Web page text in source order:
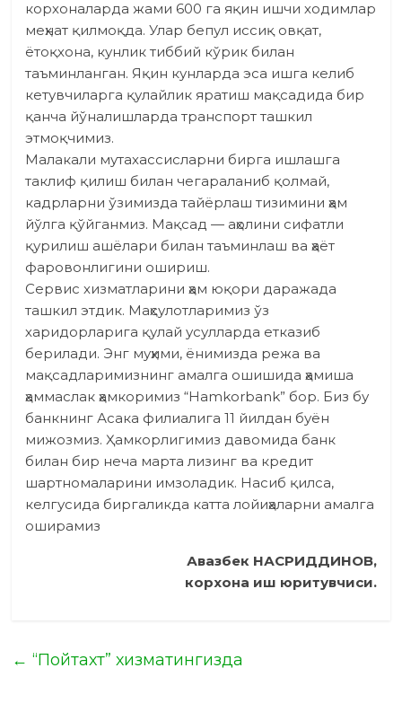
корхоналарда жами 600 га яқин ишчи ходимлар
меҳнат қилмоқда. Улар бепул иссиқ овқат,
ётоқхона, кунлик тиббий кўрик билан
таъминланган. Яқин кунларда эса ишга келиб
кетувчиларга қулайлик яратиш мақсадида бир
қанча йўналишларда транспорт ташкил
этмоқчимиз.
Малакали мутахассисларни бирга ишлашга
таклиф қилиш билан чегараланиб қолмай,
кадрларни ўзимиз­да тайёрлаш тизимини ҳам
йўлга қўйганмиз. Мақсад — аҳолини сифатли
қурилиш ашёлари билан таъминлаш ва ҳаёт
фаровонлигини ошириш.
Сервис хизматларини ҳам юқори даражада
ташкил этдик. Маҳсулотларимиз ўз
харидорларига қулай усулларда етказиб
берилади. Энг муҳими, ёнимизда режа ва
мақсадларимизнинг амалга ошишида ҳамиша
ҳаммаслак ҳамкоримиз “Hamkorbank” бор. Биз бу
банкнинг Асака филиалига 11 йилдан буён
мижозмиз. Ҳамкорлигимиз давомида банк
билан бир неча марта лизинг ва кредит
шартномаларини имзоладик. Насиб қилса,
келгусида биргаликда катта лойиҳаларни амалга
оширамиз
Авазбек НАСРИДДИНОВ,
корхона иш юритувчиси.
← “Пойтахт” хизматингизда